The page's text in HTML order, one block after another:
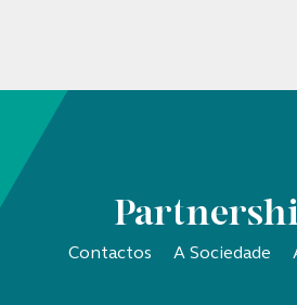
Contactos A Sociedade